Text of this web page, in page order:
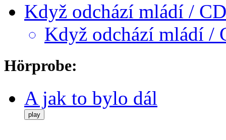
Když odchází mládí /
Když odchází mládí /
Hörprobe:
A jak to bylo dál
play